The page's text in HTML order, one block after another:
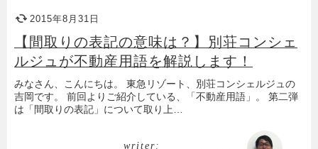
2015年8月31日
【間取りの表記の意味は？】別荘コンシェ
ルジュが不動産用語を解説します！
みなさん、こんにちは。 東急リゾート、別荘コンシェルジュの
吉岡です。 前回よりご紹介している、「不動産用語」。 第二弾
は「間取りの表記」について取り上…
writer: